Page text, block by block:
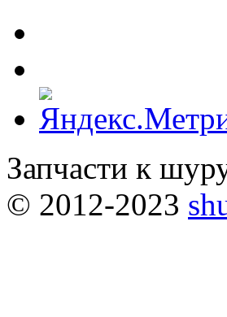
Запчасти к
© 2012-2023